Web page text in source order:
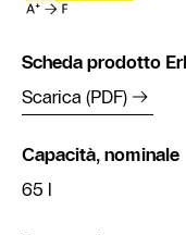
Scheda prodotto
Scarica (PDF)
Capacità, nominale
65 l